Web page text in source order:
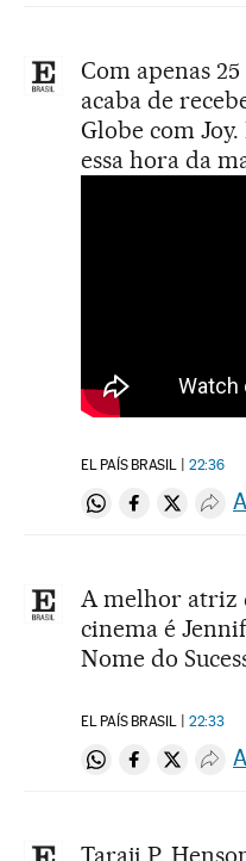
Com apenas
acaba de
Globe com
essa hora da
EL PAÍS BRASIL 22:36
Compartir en
Compartir
A melhor atriz
cinema é
Nome do
EL PAÍS BRASIL 22:33
Compartir en
Compartir
Taraji P.